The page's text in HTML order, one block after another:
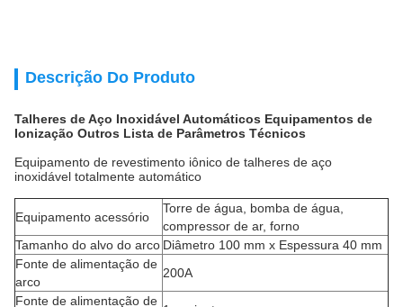
Descrição Do Produto
Talheres de Aço Inoxidável Automáticos Equipamentos de
Ionização Outros Lista de Parâmetros Técnicos
Equipamento de revestimento iônico de talheres de aço
inoxidável totalmente automático
Equipamento acessório
Torre de água, bomba de água,
compressor de ar, forno
Tamanho do alvo do arco Diâmetro 100 mm x Espessura 40 mm
Fonte de alimentação de
arco
200A
Fonte de alimentação de